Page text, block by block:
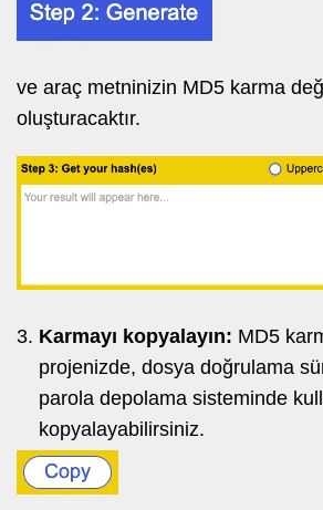
ve araç metninizin MD5 karma
oluşturacaktır.
Karmayı kopyalayın: MD5
projenizde, dosya doğrulama
parola depolama sisteminde
kopyalayabilirsiniz.